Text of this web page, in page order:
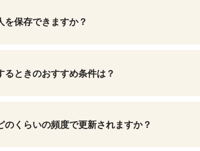
を保存できますか？
るときのおすすめ条件は？
のくらいの頻度で更新されますか？